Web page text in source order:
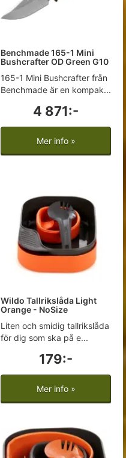
Benchmade 165-1 Mini
Bushcrafter OD Green G10
165-1 Mini Bushcrafter från
Benchmade är en kompak...
4 871:-
Mer info »
Wildo Tallrikslåda Light
Orange - NoSize
Liten och smidig tallrikslåda
för dig som ska på e...
179:-
Mer info »